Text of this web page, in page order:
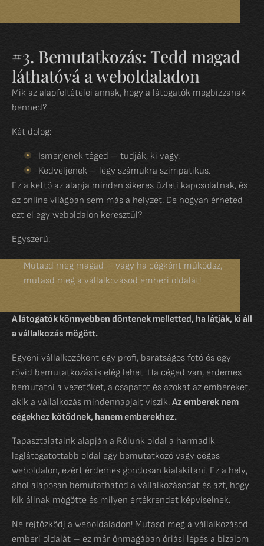
#3. Bemutatkozás: Tedd magad
láthatóvá a weboldaladon
Mik az alapfeltételei annak, hogy a látogatók megbízzanak
benned?
Két dolog:
Ismerjenek téged – tudják, ki vagy.
Kedveljenek – légy számukra szimpatikus.
Ez a kettő az alapja minden sikeres üzleti kapcsolatnak, és
az online világban sem más a helyzet. De hogyan érheted
ezt el egy weboldalon keresztül?
Egyszerű:
Mutasd meg magad – vagy ha cégként működsz,
mutasd meg a vállalkozásod emberi oldalát!
A látogatók könnyebben döntenek melletted, ha látják, ki áll
a vállalkozás mögött.
Egyéni vállalkozóként egy profi, barátságos fotó és egy
rövid bemutatkozás is elég lehet. Ha céged van, érdemes
bemutatni a vezetőket, a csapatot és azokat az embereket,
akik a vállalkozás mindennapjait viszik. Az emberek nem
cégekhez kötődnek, hanem emberekhez.
Tapasztalataink alapján a Rólunk oldal a harmadik
leglátogatottabb oldal egy bemutatkozó vagy céges
weboldalon, ezért érdemes gondosan kialakítani. Ez a hely,
ahol alaposan bemutathatod a vállalkozásodat és azt, hogy
kik állnak mögötte és milyen értékrendet képviselnek.
Ne rejtőzködj a weboldaladon! Mutasd meg a vállalkozásod
emberi oldalát – ez már önmagában óriási lépés a bizalom